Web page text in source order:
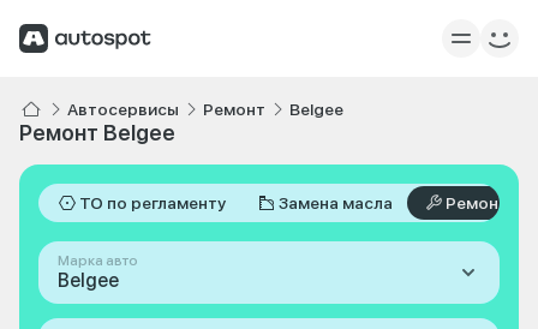
Автосервисы Ремонт Belgee
Ремонт Belgee
ТО по регламенту Замена масла Ремонт
Марка авто
Belgee